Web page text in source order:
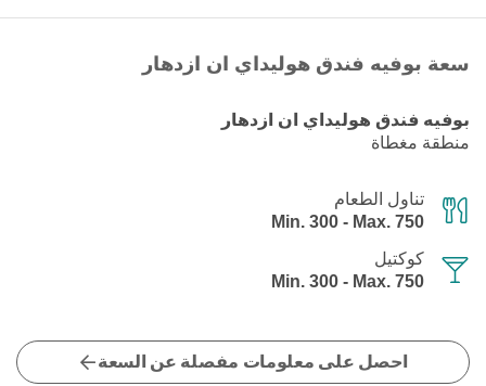
سعة بوفيه فندق هوليداي ان ازدهار
بوفيه فندق هوليداي ان ازدهار
منطقة مغطاة
تناول الطعام
Min. 300 - Max. 750
كوكتيل
Min. 300 - Max. 750
احصل على معلومات مفصلة عن السعة